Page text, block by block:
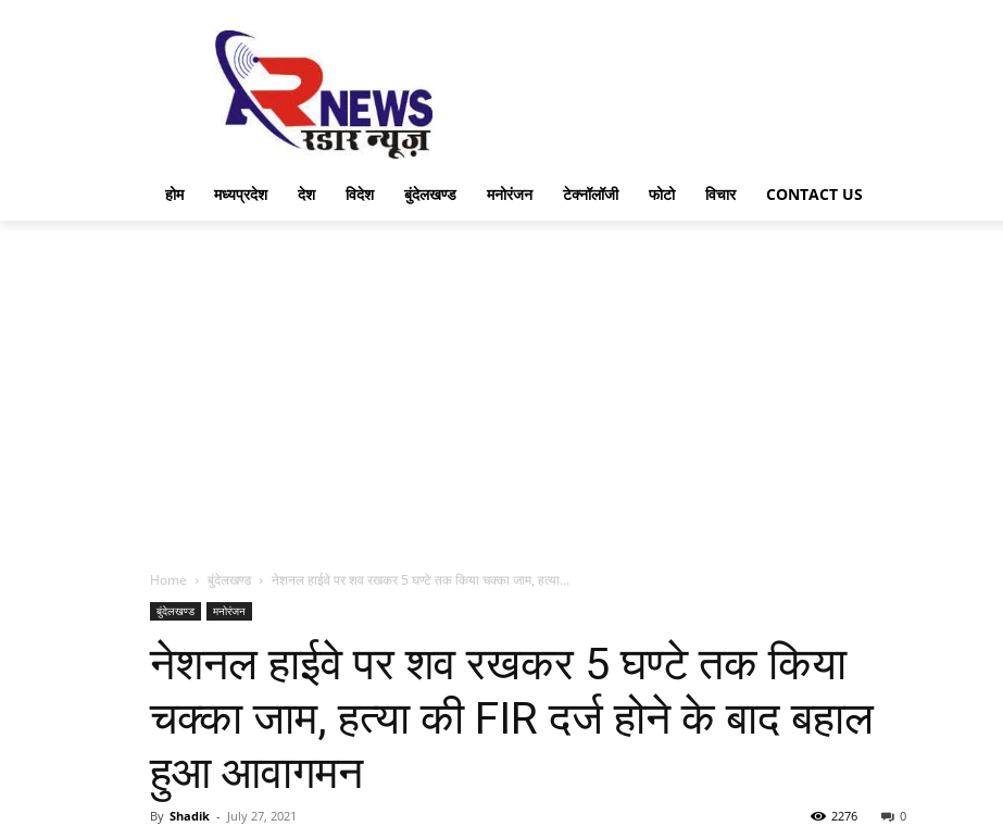
होम मध्यप्रदेश देश विदेश बुंदेलखण्ड मनोरंजन टेक्नॉलॉजी फोटो विचार CONTACT US
Home बुंदेलखण्ड नेशनल हाईवे पर शव रखकर 5 घण्टे तक किया चक्का जाम, हत्या...
बुंदेलखण्ड मनोरंजन
नेशनल हाईवे पर शव रखकर 5 घण्टे तक किया
चक्का जाम, हत्या की FIR दर्ज होने के बाद बहाल
हुआ आवागमन
By Shadik - July 27, 2021 0
2276